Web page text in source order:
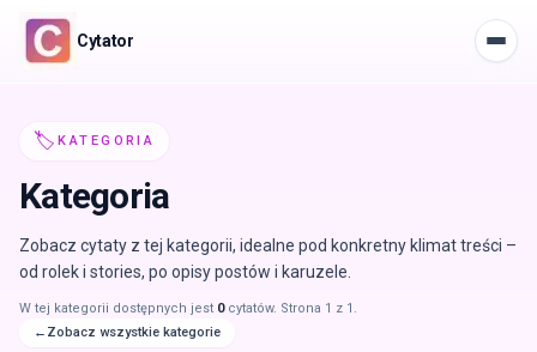
Cytator
✍️ Stwórz
💖Ulubione
🏅 Top
🏷️KATEGORIA
Kategoria
Zobacz cytaty z tej kategorii, idealne pod konkretny klimat treści –
od rolek i stories, po opisy postów i karuzele.
W tej kategorii dostępnych jest 0 cytatów. Strona 1 z 1 .
← Zobacz wszystkie kategorie